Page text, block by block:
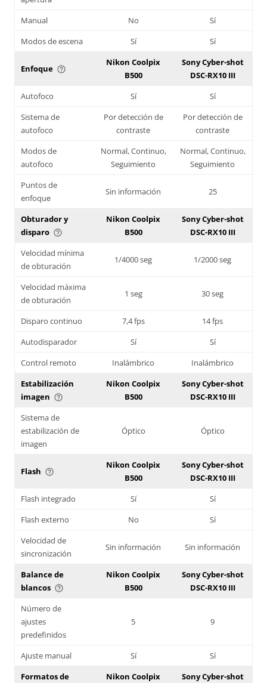
Manual
No
Sí
Modos de escena
Sí Sí
Enfoque help_outline
Nikon Coolpix
B500
Sony Cyber-shot
DSC-RX10 III
Autofoco
Sí
Sí
Sistema de
autofoco
Por detección de
contraste
Por detección de
contraste
Modos de
autofoco
Normal, Continuo,
Seguimiento
Normal, Continuo,
Seguimiento
Puntos de
enfoque
Sin información 25
Obturador y
disparo help_outline
Nikon Coolpix
B500
Sony Cyber-shot
DSC-RX10 III
Velocidad mínima
de obturación
1/4000 seg 1/2000 seg
Velocidad máxima
de obturación
1 seg 30 seg
Disparo continuo 7,4 fps
14 fps
Autodisparador
Sí
Sí
Control remoto
Inalámbrico
Inalámbrico
Estabilización
imagen help_outline
Nikon Coolpix
B500
Sony Cyber-shot
DSC-RX10 III
Sistema de
estabilización de
imagen
Óptico Óptico
Flash help_outline
Nikon Coolpix
B500
Sony Cyber-shot
DSC-RX10 III
Flash integrado
Sí
Sí
Flash externo
No
Sí
Velocidad de
sincronización
Sin información Sin información
Balance de
blancos help_outline
Nikon Coolpix
B500
Sony Cyber-shot
DSC-RX10 III
Número de
ajustes
predefinidos
5 9
Ajuste manual Sí
Sí
Formatos de
Nikon Coolpix
Sony Cyber-shot